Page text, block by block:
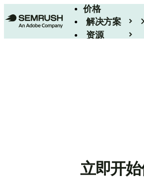
价格
解决方案
资源
立即开